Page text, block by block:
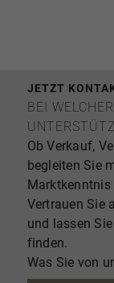
JETZT
BEI
Ob Verkauf,
begleiten Sie
Vertrauen Sie
und lassen
finden.
Was Sie von